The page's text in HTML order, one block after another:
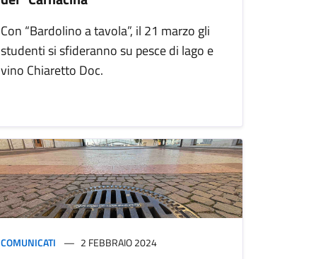
Con “Bardolino a tavola”, il 21 marzo gli
studenti si sfideranno su pesce di lago e
vino Chiaretto Doc.
COMUNICATI 2 FEBBRAIO 2024